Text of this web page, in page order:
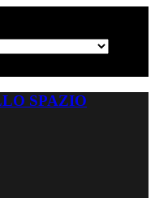
SPAZIO